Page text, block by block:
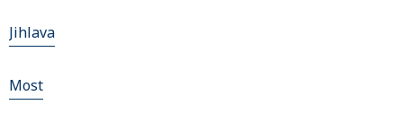
Jihlava
Most